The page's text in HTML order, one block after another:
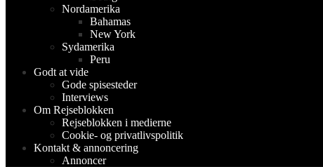
Nordamerika
Bahamas
New York
Sydamerika
Peru
Godt at vide
Gode spisesteder
Interviews
Om Rejseblokken
Rejseblokken i medierne
Cookie- og privatlivspolitik
Kontakt & annoncering
Annoncer